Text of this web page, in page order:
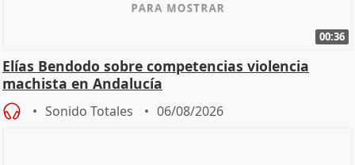
00:36
Elías Bendodo sobre competencias violencia
machista en Andalucía
Sonido Totales 06/08/2026